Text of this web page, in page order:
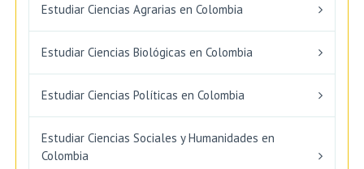
Estudiar Ciencias Agrarias en Colombia
Estudiar Ciencias Biológicas en Colombia
Estudiar Ciencias Políticas en Colombia
Estudiar Ciencias Sociales y Humanidades en
Colombia